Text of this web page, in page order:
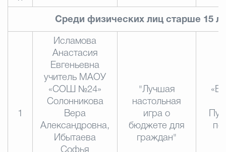
Среди физических лиц старше 15
1
Исламова
Анастасия
Евгеньевна
учитель МАОУ
«СОШ №24»
Солонникова
Вера
Александровна,
Ибытаева
Софья
"Лучшая
настольная
игра о
бюджете для
граждан"
по